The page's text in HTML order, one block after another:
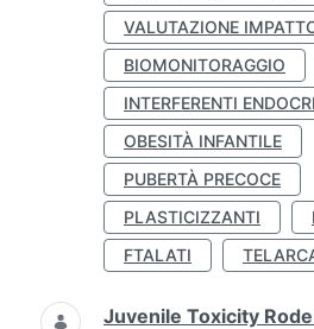
VALUTAZIONE
BIOMONITORAGGIO
INTERFERENTI
OBESITÀ INFANTILE
PUBERTÀ PRECOCE
PLASTICIZZANTI
FTALATI
Juvenile Toxicity